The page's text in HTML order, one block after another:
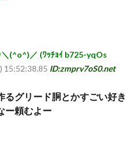
(^o^)／ (ﾜｯﾁｮｲ b725-yqOs
15:52:38.85 ID:zmprv7oS0.net
るグリード胴とかすごい好き
ー頼むよー